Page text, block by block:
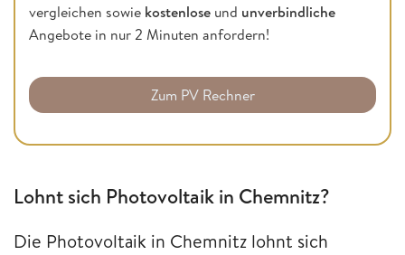
vergleichen sowie kostenlose und unverbindliche
Angebote in nur 2 Minuten anfordern!
Zum PV Rechner
Lohnt sich Photovoltaik in Chemnitz?
Die Photovoltaik in Chemnitz lohnt sich